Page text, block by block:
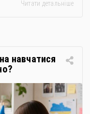
та обрати безпечну і
Читати детальніше
навчатися